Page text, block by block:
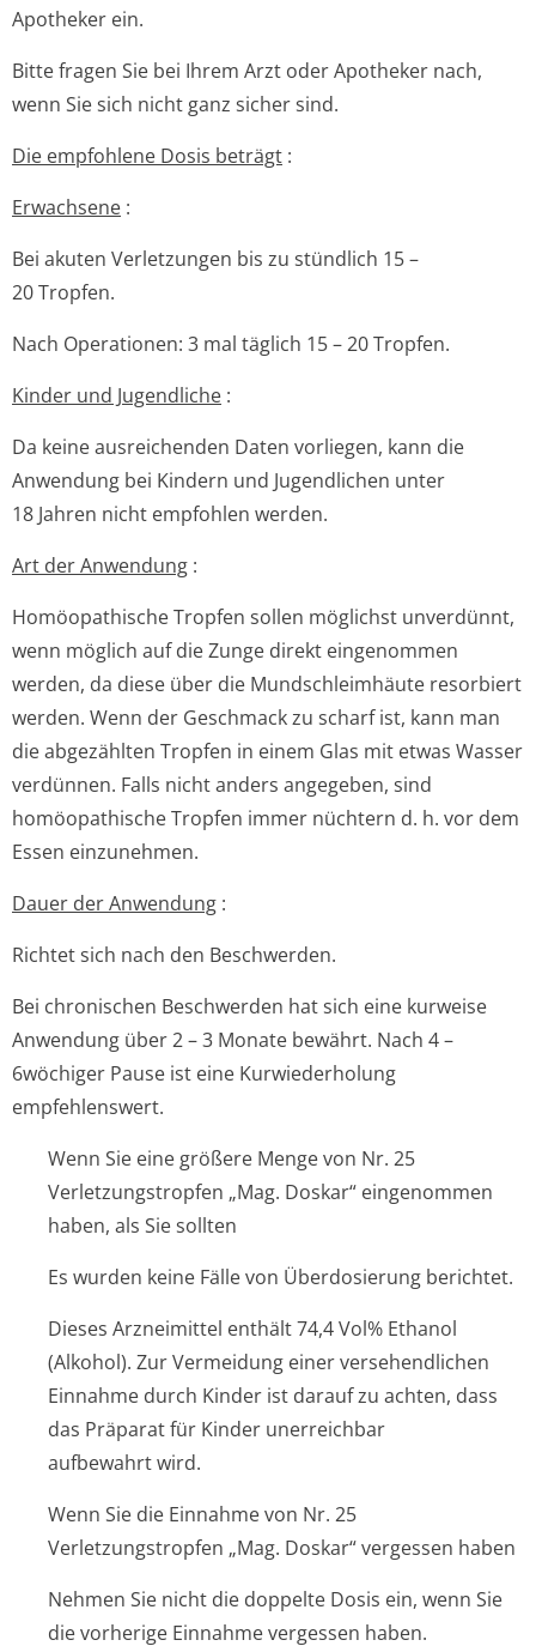
Apotheker ein.
Bitte fragen Sie bei Ihrem Arzt oder Apotheker nach,
wenn Sie sich nicht ganz sicher sind.
Die empfohlene Dosis beträgt :
Erwachsene :
Bei akuten Verletzungen bis zu stündlich 15 –
20 Tropfen.
Nach Operationen: 3 mal täglich 15 – 20 Tropfen.
Kinder und Jugendliche :
Da keine ausreichenden Daten vorliegen, kann die
Anwendung bei Kindern und Jugendlichen unter
18 Jahren nicht empfohlen werden.
Art der Anwendung :
Homöopathische Tropfen sollen möglichst unverdünnt,
wenn möglich auf die Zunge direkt eingenommen
werden, da diese über die Mundschleimhäute resorbiert
werden. Wenn der Geschmack zu scharf ist, kann man
die abgezählten Tropfen in einem Glas mit etwas Wasser
verdünnen. Falls nicht anders angegeben, sind
homöopathische Tropfen immer nüchtern d. h. vor dem
Essen einzunehmen.
Dauer der Anwendung :
Richtet sich nach den Beschwerden.
Bei chronischen Beschwerden hat sich eine kurweise
Anwendung über 2 – 3 Monate bewährt. Nach 4 –
6wöchiger Pause ist eine Kurwiederholung
empfehlenswert.
Wenn Sie eine größere Menge von Nr. 25
Verletzungstropfen „Mag. Doskar“ eingenommen
haben, als Sie sollten
Es wurden keine Fälle von Überdosierung berichtet.
Dieses Arzneimittel enthält 74,4 Vol% Ethanol
(Alkohol). Zur Vermeidung einer versehendlichen
Einnahme durch Kinder ist darauf zu achten, dass
das Präparat für Kinder unerreichbar
aufbewahrt wird.
Wenn Sie die Einnahme von Nr. 25
Verletzungstropfen „Mag. Doskar“ vergessen haben
Nehmen Sie nicht die doppelte Dosis ein, wenn Sie
die vorherige Einnahme vergessen haben.